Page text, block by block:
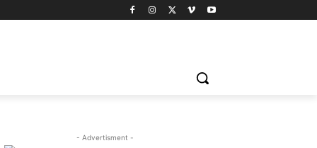
- Advertisment -